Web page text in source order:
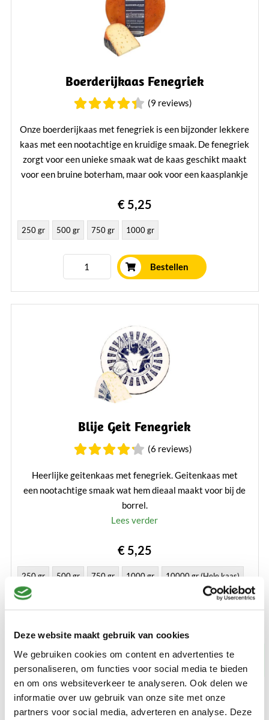
Deze website maakt gebruik van cookies
We gebruiken cookies om content en advertenties te
personaliseren, om functies voor social media te bieden
en om ons websiteverkeer te analyseren. Ook delen we
informatie over uw gebruik van onze site met onze
partners voor social media, adverteren en analyse. Deze
Boerderijkaas Fenegriek
(9 reviews)
Onze boerderijkaas met fenegriek is een bijzonder lekkere
kaas met een nootachtige en kruidige smaak. De fenegriek
zorgt voor een unieke smaak wat de kaas geschikt maakt
voor een bruine boterham, maar ook voor een kaasplankje
Lees verder
€ 5,25
250 gr 500 gr 750 gr 1000 gr
Bestellen
Blije Geit Fenegriek
(6 reviews)
Heerlijke geitenkaas met fenegriek. Geitenkaas met
een nootachtige smaak wat hem dieaal maakt voor bij de
borrel.
Lees verder
€ 5,25
250 gr 500 gr 750 gr 1000 gr 10000 gr (Hele kaas)
Bestellen
Voor 14.00 besteld, binnen 24 uur verzonden